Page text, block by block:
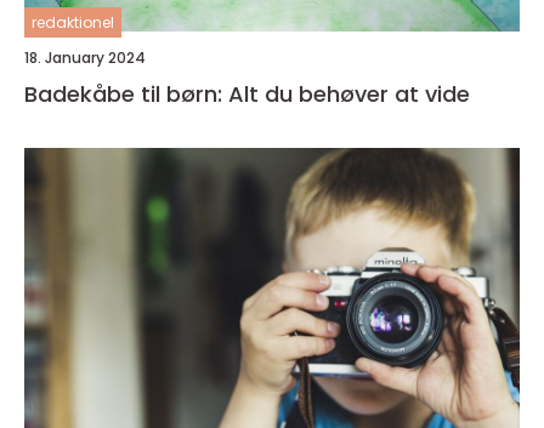
redaktionel
18. January 2024
Badekåbe til børn: Alt du behøver at vide